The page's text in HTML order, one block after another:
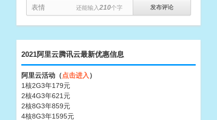
表情 还能输入210个字
2021阿里云腾讯云最新优惠信息
阿里云活动（点击进入）
1核2G3年179元
2核4G3年621元
2核8G3年859元
4核8G3年1595元